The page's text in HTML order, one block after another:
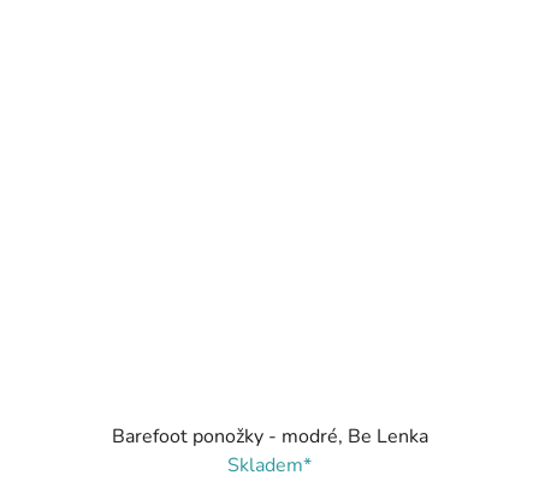
Barefoot ponožky - modré, Be Lenka
Skladem*